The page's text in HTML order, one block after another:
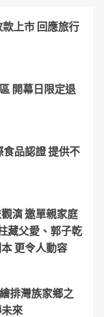
上市 回應旅行
開幕日限定退
品認證 提供不
演 邀單親家庭
藏父愛、郭子乾
更令人動容
排灣族家鄉之
來